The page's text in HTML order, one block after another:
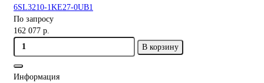
6SL3210-1KE27-0UB1
По запросу
162 077 р.
В корзину
Информация